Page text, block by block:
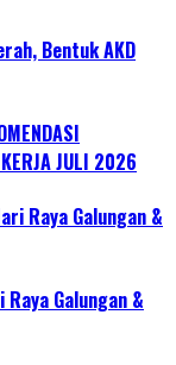
Bentuk AKD
KERJA JULI 2026
Raya Galungan &
Galungan &